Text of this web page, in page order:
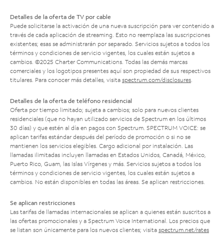
Detalles de la oferta de TV por cable
Puede solicitarse la activación de una nueva suscripción para ver contenido a
través de cada aplicación de streaming. Esto no reemplaza las suscripciones
existentes; esas se administrarán por separado. Servicios sujetos a todos los
términos y condiciones de servicio vigentes, los cuales están sujetos a
cambios. ©2025 Charter Communications. Todas las demás marcas
comerciales y los logotipos presentes aquí son propiedad de sus respectivos
titulares. Para conocer más detalles, visita spectrum.com/disclosures
Detalles de la oferta de teléfono residencial
Oferta por tiempo limitado; sujeta a cambios; solo para nuevos clientes
residenciales (que no hayan utilizado servicios de Spectrum en los últimos
30 días) y que estén al día en pagos con Spectrum. SPECTRUM VOICE: se
aplican tarifas estándar después del período de promoción o si no se
mantienen los servicios elegibles. Cargo adicional por instalación. Las
llamadas ilimitadas incluyen llamadas en Estados Unidos, Canadá, México,
Puerto Rico, Guam, las Islas Vírgenes y más. Servicios sujetos a todos los
términos y condiciones de servicio vigentes, los cuales están sujetos a
cambios. No están disponibles en todas las áreas. Se aplican restricciones.
Se aplican restricciones
Las tarifas de llamadas internacionales se aplican a quienes están suscritos a
las ofertas promocionales y a Spectrum Voice International. Los precios que
se listan son únicamente para los nuevos clientes; visita spectrum.net/rates